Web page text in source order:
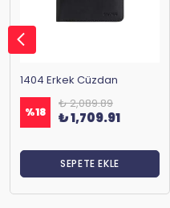
1404 Erkek Cüzdan
%18
₺ 2,089.89
₺ 1,709.91
SEPETE EKLE